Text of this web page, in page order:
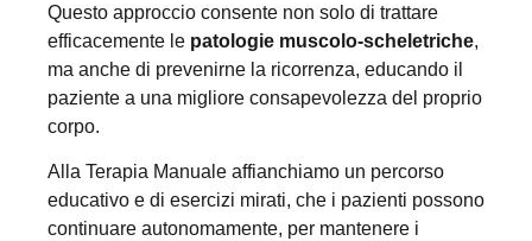
Questo approccio consente non solo di trattare
efficacemente le patologie muscolo-scheletriche,
ma anche di prevenirne la ricorrenza, educando il
paziente a una migliore consapevolezza del proprio
corpo.
Alla Terapia Manuale affianchiamo un percorso
educativo e di esercizi mirati, che i pazienti possono
continuare autonomamente, per mantenere i